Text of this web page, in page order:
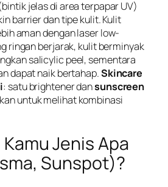
jelas di area terpapar UV)
barrier dan tipe kulit. Kulit
aman dengan laser low-
ringan berjarak, kulit berminyak
salicylic peel, sementara
dapat naik bertahap.Skincare
: satu brightener dansunscreen
untuk melihat kombinasi
Jenis Apa
Sunspot)?